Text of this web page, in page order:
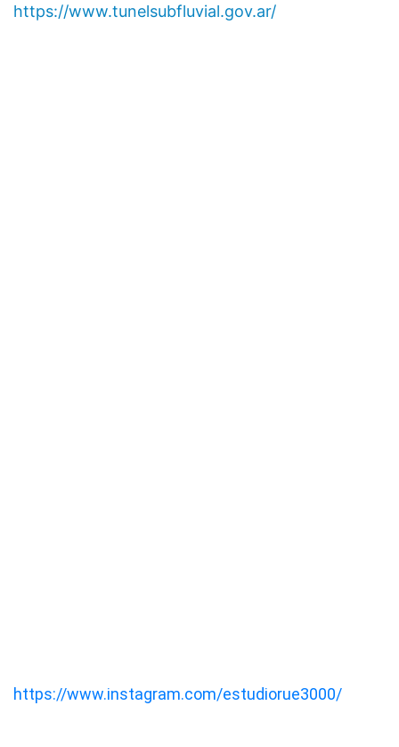
https://www.tunelsubfluvial.gov.ar/
https://www.instagram.com/estudiorue3000/